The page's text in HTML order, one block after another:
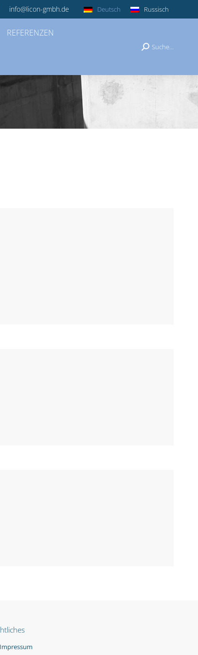
info@licon-gmbh.de Deutsch Russisch
REFERENZEN
Search:
Suche...
Impressum